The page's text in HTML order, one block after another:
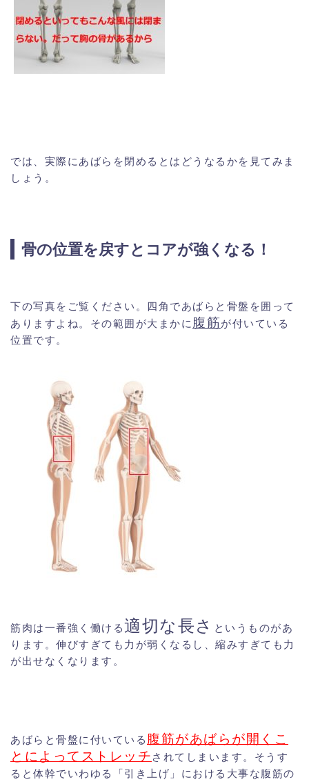
では、実際にあばらを閉めるとはどうなるかを見てみま
しょう。
骨の位置を戻すとコアが強くなる！
下の写真をご覧ください。四角であばらと骨盤を囲って
ありますよね。その範囲が大まかに 腹筋が付いている
位置です。
筋肉は一番強く働ける 適切な長さ というものがあ
ります。伸びすぎても力が弱くなるし、縮みすぎても力
が出せなくなります。
あばらと骨盤に付いている 腹筋があばらが開くこ
とによってストレッチ されてしまいます。そうす
ると体幹でいわゆる「引き上げ」における大事な腹筋の